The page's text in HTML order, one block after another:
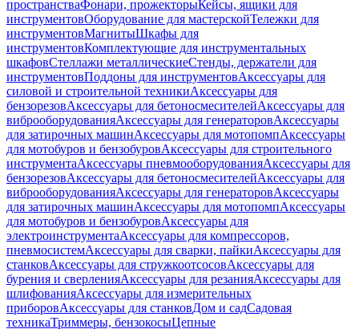
пространстваФонари, прожекторыКейсы, ящики для
инструментовОборудование для мастерскойТележки для
инструментовМагнитыШкафы для
инструментовКомплектующие для инструментальных
шкафовСтеллажи металлическиеСтенды, держатели для
инструментовПоддоны для инструментовАксессуары для
силовой и строительной техникиАксессуары для
бензорезовАксессуары для бетоносмесителейАксессуары для
виброоборудованияАксессуары для генераторовАксессуары
для затирочных машинАксессуары для мотопомпАксессуары
для мотобуров и бензобуровАксессуары для строительного
инструментаАксессуары пневмооборудованияАксессуары для
бензорезовАксессуары для бетоносмесителейАксессуары для
виброоборудованияАксессуары для генераторовАксессуары
для затирочных машинАксессуары для мотопомпАксессуары
для мотобуров и бензобуровАксессуары для
электроинструментаАксессуары для компрессоров,
пневмосистемАксессуары для сварки, пайкиАксессуары для
станковАксессуары для стружкоотсосовАксессуары для
бурения и сверленияАксессуары для резанияАксессуары для
шлифованияАксессуары для измерительных
приборовАксессуары для станковДом и садСадовая
техникаТриммеры, бензокосыЦепные